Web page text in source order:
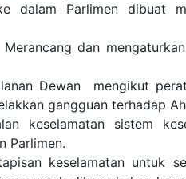
dalam Parlimen dibuat
dan
Dewan mengikut
gangguan terhadap
keselamatan sistem
Parlimen.
keselamatan untuk